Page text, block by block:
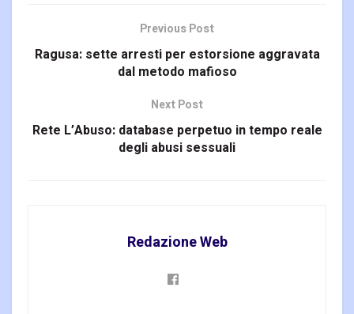
Previous Post
Ragusa: sette arresti per estorsione aggravata
dal metodo mafioso
Next Post
Rete L’Abuso: database perpetuo in tempo reale
degli abusi sessuali
Redazione Web